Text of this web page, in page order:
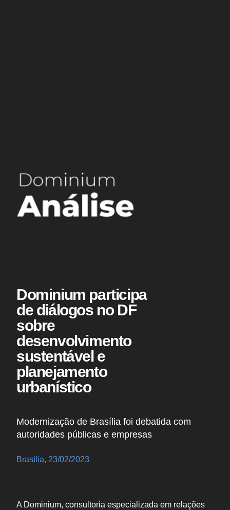
Dominium participa
de diálogos no DF
sobre
desenvolvimento
sustentável e
planejamento
urbanístico
Modernização de Brasília foi debatida com
autoridades públicas e empresas
Brasília, 23/02/2023
A Dominium, consultoria especializada em relações